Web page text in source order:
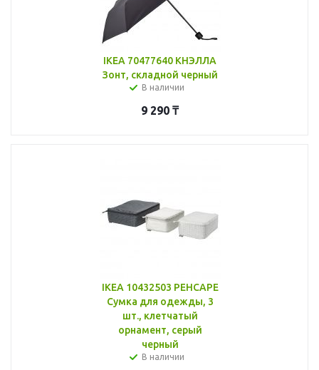
IKEA 70477640 КНЭЛЛА
Зонт, складной черный
В наличии
9 290 ₸
IKEA 10432503 РЕНСАРЕ
Сумка для одежды, 3
шт., клетчатый
орнамент, серый
черный
В наличии